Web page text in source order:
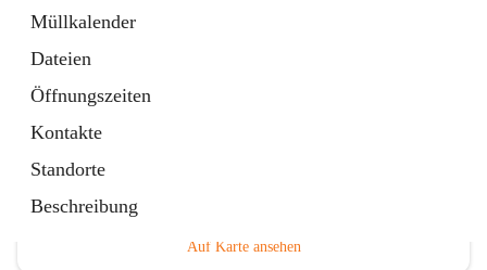
Müllkalender
Dateien
Öffnungszeiten
Kontakte
Standorte
Beschreibung
Auf Karte ansehen